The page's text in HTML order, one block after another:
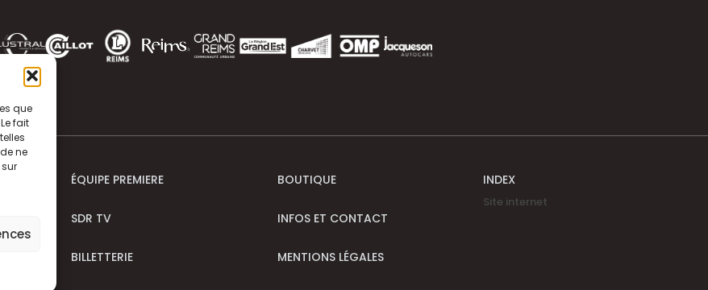
que
fait
ne
ÉQUIPE PREMIERE
SDR TV
BILLETTERIE
BOUTIQUE
INFOS ET CONTACT
MENTIONS LÉGALES
INDEX
Site internet